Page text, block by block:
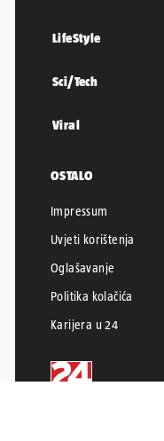
LifeStyle
Sci/Tech
Viral
OSTALO
Impressum
Uvjeti korištenja
Oglašavanje
Politika kolačića
Karijera u 24